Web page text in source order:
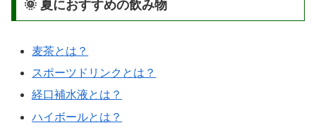
🌞 夏におすすめの飲み物
麦茶とは？
スポーツドリンクとは？
経口補水液とは？
ハイボールとは？